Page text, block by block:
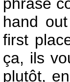
hand
first
ça, ils
plutôt,